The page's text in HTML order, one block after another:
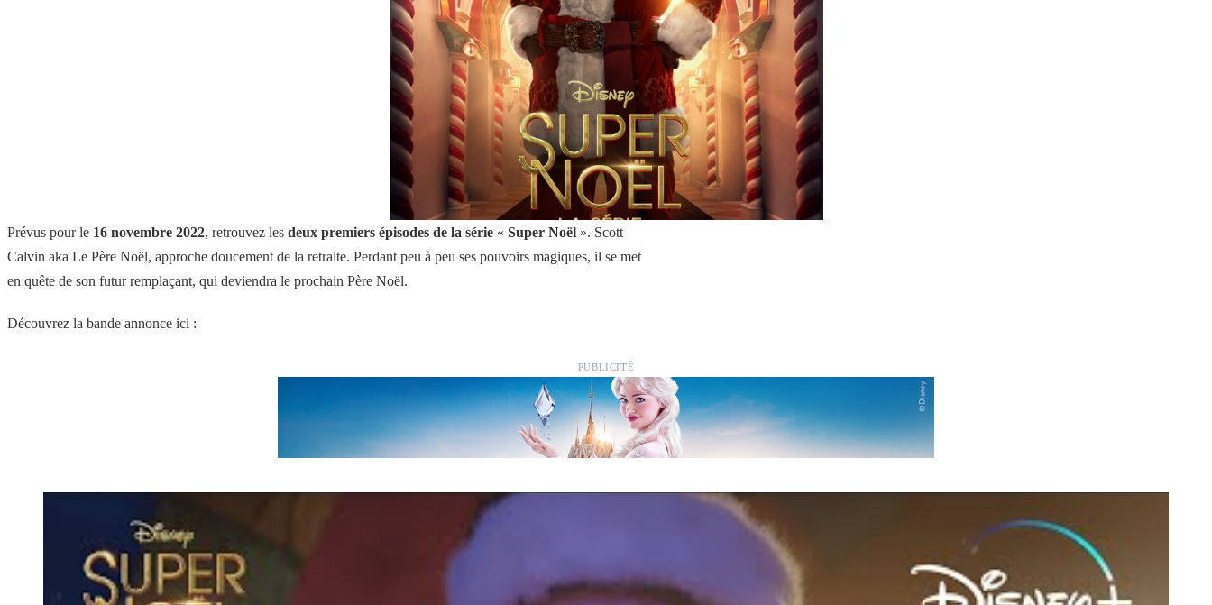
Prévus pour le 16 novembre 2022, retrouvez les deux premiers épisodes de la série « Super Noël ». Scott
Calvin aka Le Père Noël, approche doucement de la retraite. Perdant peu à peu ses pouvoirs magiques, il se met
en quête de son futur remplaçant, qui deviendra le prochain Père Noël.
Découvrez la bande annonce ici :
PUBLICITÉ